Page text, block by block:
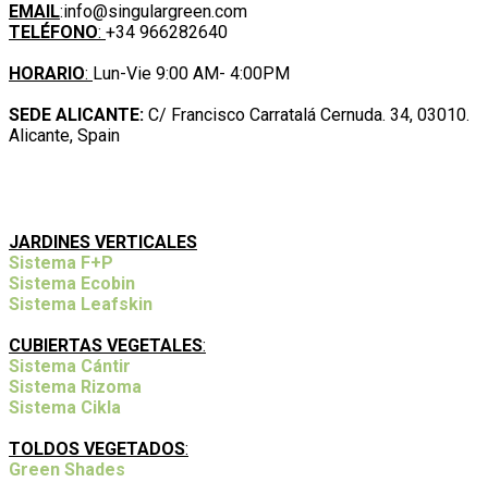
EMAIL:info@singulargreen.com
TELÉFONO: +34 966282640
HORARIO: Lun-Vie 9:00 AM- 4:00PM
SEDE ALICANTE: C/ Francisco Carratalá Cernuda. 34, 03010.
Alicante, Spain
JARDINES VERTICALES
Sistema F+P
Sistema Ecobin
Sistema Leafskin
CUBIERTAS VEGETALES:
Sistema Cántir
Sistema Rizoma
Sistema Cikla
TOLDOS VEGETADOS:
Green Shades